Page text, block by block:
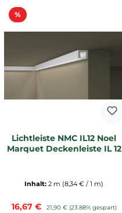
%Rabatt
Lichtleiste NMC IL12 Noel
Marquet Deckenleiste IL 12
Inhalt: 2 m (8,34 € / 1 m)
Verkaufspreis:
16,67 € Regulärer Preis:
21,90 € (23.88% gespart)